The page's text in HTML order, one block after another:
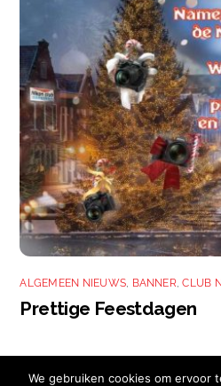
ALGEMEEN NIEUWS BANNER ,CLUB
Prettige Feestdagen
We gebruiken cookies om ervoor